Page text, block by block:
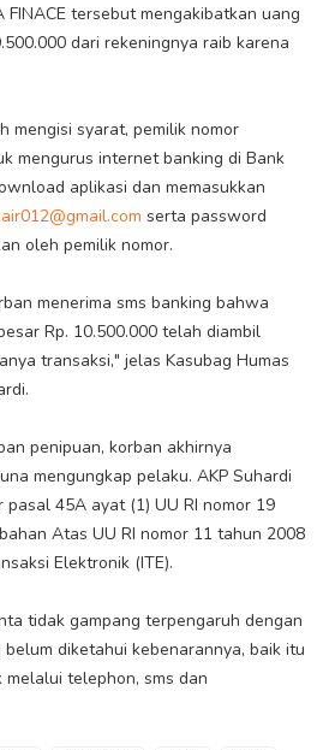
FINACE tersebut mengakibatkan uang
dari rekeningnya raib karena
mengisi syarat, pemilik nomor
mengurus internet banking di Bank
aplikasi dan memasukkan
serta password
oleh pemilik nomor.
menerima sms banking bahwa
Rp. 10.500.000 telah diambil
transaksi," jelas Kasubag Humas
penipuan, korban akhirnya
mengungkap pelaku. AKP Suhardi
45A ayat (1) UU RI nomor 19
Atas UU RI nomor 11 tahun 2008
Elektronik (ITE).
tidak gampang terpengaruh dengan
diketahui kebenarannya, baik itu
telephon, sms dan